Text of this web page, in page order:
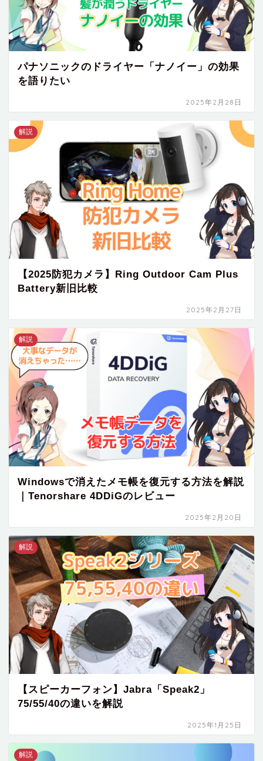
パナソニックのドライヤー「ナノイー」の効果
を語りたい
2025年2月28日
解説
【2025防犯カメラ】Ring Outdoor Cam Plus
Battery新旧比較
2025年2月27日
解説
Windowsで消えたメモ帳を復元する方法を解説
｜Tenorshare 4DDiGのレビュー
2025年2月20日
解説
【スピーカーフォン】Jabra「Speak2」
75/55/40の違いを解説
2025年1月25日
解説